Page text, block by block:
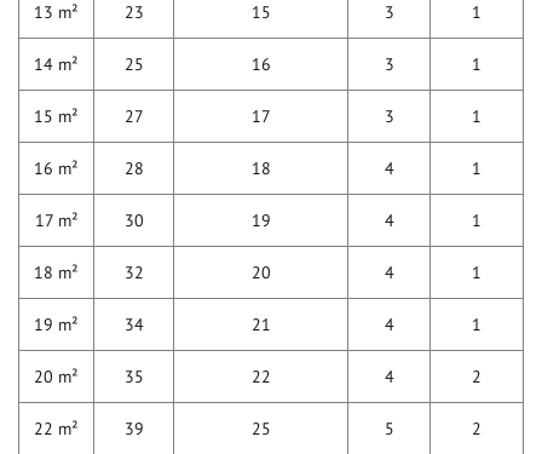
13 m² 23 15 3 1
14 m² 25 16 3 1
15 m² 27 17 3 1
16 m² 28 18 4 1
17 m² 30 19 4 1
18 m² 32 20 4 1
19 m² 34 21 4 1
20 m² 35 22 4 2
22 m² 39 25 5 2